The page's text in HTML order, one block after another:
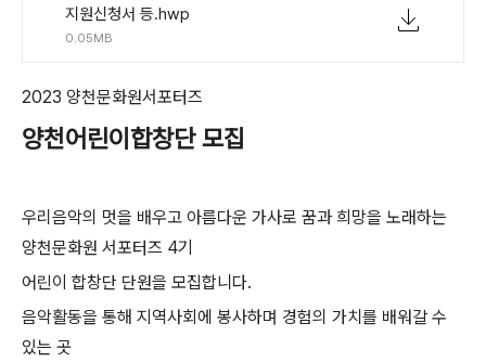
지원신청서 등.hwp
0.05MB
2023 양천문화원서포터즈
양천어린이합창단 모집
우리음악의 멋을 배우고 아름다운 가사로 꿈과 희망을 노래하는
양천문화원 서포터즈 4기
어린이 합창단 단원을 모집합니다.
음악활동을 통해 지역사회에 봉사하며 경험의 가치를 배워갈 수
있는 곳